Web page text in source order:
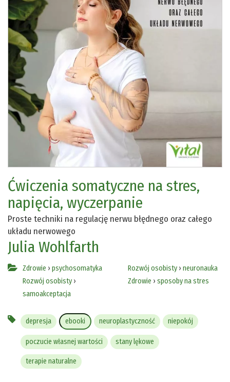
Ćwiczenia somatyczne na stres,
napięcia, wyczerpanie
Proste techniki na regulację nerwu błędnego oraz całego
układu nerwowego
Julia Wohlfarth
Zdrowie › psychosomatyka
Rozwój osobisty ›
samoakceptacja
Rozwój osobisty› neuronauka
Zdrowie › sposoby na stres
depresja ebooki neuroplastyczność niepokój
poczucie własnej wartości stany lękowe
terapie naturalne